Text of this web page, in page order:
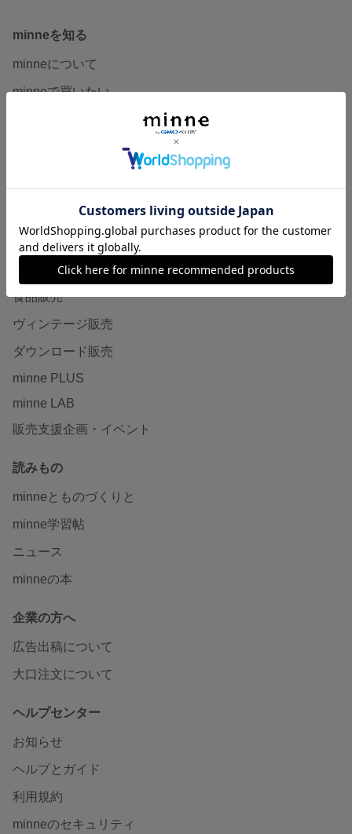
minneを知る
minneについて
minneで買いたい
作品販売について
minneで売りたい
食品販売
ヴィンテージ販売
ダウンロード販売
minne PLUS
minne LAB
販売支援企画・イベント
読みもの
minneとものづくりと
minne学習帖
ニュース
minneの本
企業の方へ
広告出稿について
大口注文について
ヘルプセンター
お知らせ
ヘルプとガイド
利用規約
minneのセキュリティ